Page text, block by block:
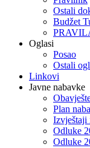
Ostali
Budžet
Oglasi
Posao
Ostali
Linkovi
Javne nabavke
Plan
Izvještaji
Odluke
Odluke